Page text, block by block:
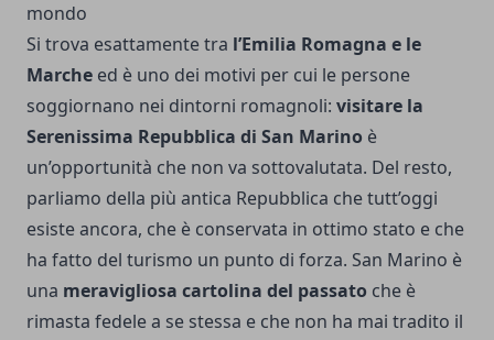
mondo
Si trova esattamente tra l’Emilia Romagna e le
Marche ed è uno dei motivi per cui le persone
soggiornano nei dintorni romagnoli: visitare la
Serenissima Repubblica di San Marino è
un’opportunità che non va sottovalutata. Del resto,
parliamo della più antica Repubblica che tutt’oggi
esiste ancora, che è conservata in ottimo stato e che
ha fatto del turismo un punto di forza. San Marino è
una meravigliosa cartolina del passato che è
rimasta fedele a se stessa e che non ha mai tradito il